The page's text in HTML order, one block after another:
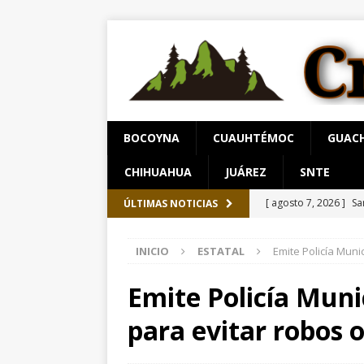
BOCOYNA CUAUHTÉMOC
CHIHUAHUA JUÁREZ SNTE
ÚLTIMAS NOTICIAS [ agosto 7, 2026 ]
[ agosto 7, 2026 ]
[ agosto 7, 2026 ]
[ agosto 7, 2026 ]
INICIO ESTATAL Emite Policía
Emite Policía
para evitar robos